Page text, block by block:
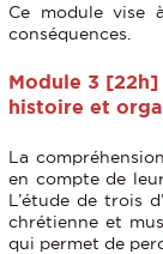
Ce module vise
conséquences.
Module 3 [22h]
histoire et
La
en compte de
L’étude de trois
chrétienne et
qui permet de